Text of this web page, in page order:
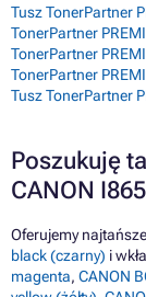
Tusz TonerPartner
TonerPartner
TonerPartner
TonerPartner
Tusz TonerPartner
Poszukuję
CANON I865
Oferujemy
black (czarny) i
magenta, CANON